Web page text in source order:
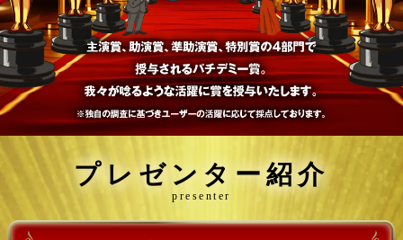
プレゼンター紹介
presenter